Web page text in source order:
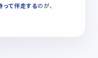
って伴走するのが、